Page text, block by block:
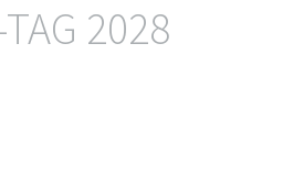
2028